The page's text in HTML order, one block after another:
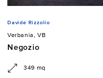
Davide Rizzolio
Verbania, VB
Negozio
349 mq